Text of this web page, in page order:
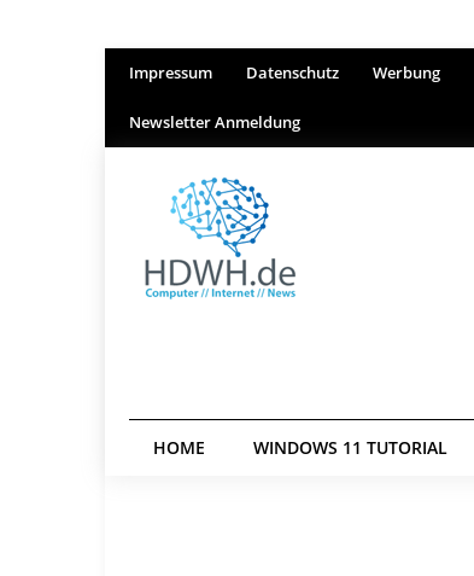
Impressum Datenschutz Werbung
Newsletter Anmeldung
HOME WINDOWS 11 TUTORIAL